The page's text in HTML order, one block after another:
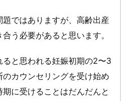
ではありますが、高齢出産
う必要があると思います。
と思われる妊娠初期の2〜3
カウンセリングを受け始め
に受けることはだんだんと